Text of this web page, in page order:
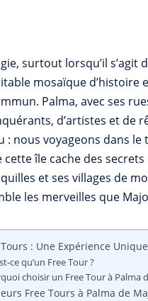
surtout lorsqu’il
mosaïque d’histoire
Palma, avec ses
d’artistes et de
nous voyageons dans
île cache des
et ses villages de
les merveilles que
Tours : Une Expérience Unique
ce qu’un Free Tour ?
choisir un Free Tour à Palma
Free Tours à Palma de